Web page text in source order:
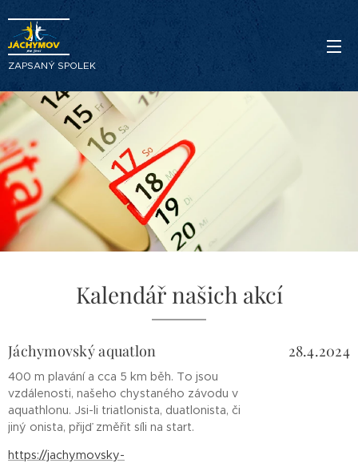
ZAPSANÝ SPOLEK
Kalendář našich akcí
Jáchymovský aquatlon
400 m plavání a cca 5 km běh. To jsou
vzdálenosti, našeho chystaného závodu v
aquathlonu. Jsi-li triatlonista, duatlonista, či
jiný onista, přijď změřit síli na start.
https://jachymovsky-
28.4.2024